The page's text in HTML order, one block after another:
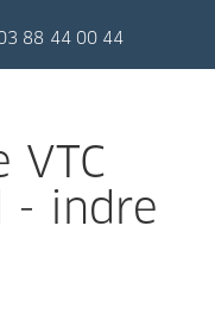
88 44 00 44
VTC
- indre